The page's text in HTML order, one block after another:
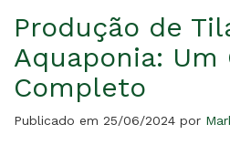
Produção de
Aquaponia: Um
Completo
Publicado em 25/06/2024 por